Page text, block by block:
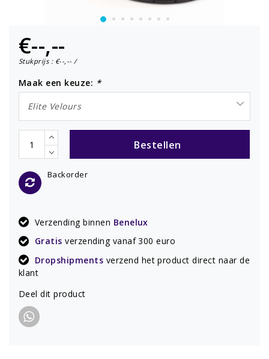
€--,--
Stukprijs : €--,-- /
Maak een keuze: *
Elite Velours
Bestellen
Backorder
Verzending binnen Benelux
Gratis verzending vanaf 300 euro
Dropshipments verzend het product direct naar de
klant
Deel dit product